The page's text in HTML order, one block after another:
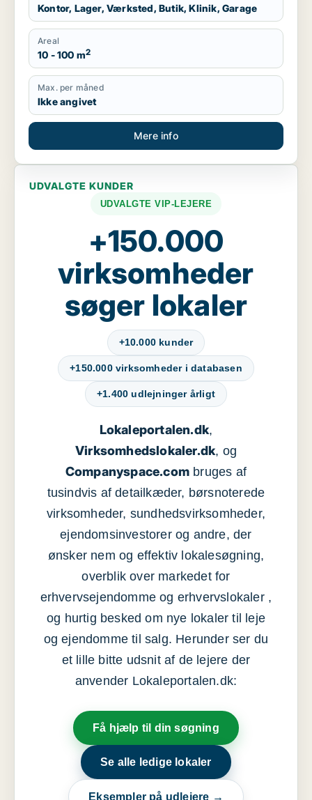
Kontor, Lager, Værksted, Butik, Klinik, Garage
Areal
10 - 100 m2
Max. per måned
Ikke angivet
Mere info
UDVALGTE KUNDER
UDVALGTE VIP-LEJERE
+150.000
virksomheder
søger lokaler
+10.000 kunder
+150.000 virksomheder i databasen
+1.400 udlejninger årligt
Lokaleportalen.dk,
Virksomhedslokaler.dk, og
Companyspace.com bruges af
tusindvis af detailkæder, børsnoterede
virksomheder, sundhedsvirksomheder,
ejendomsinvestorer og andre, der
ønsker nem og effektiv lokalesøgning,
overblik over markedet for
erhvervsejendomme og erhvervslokaler ,
og hurtig besked om nye lokaler til leje
og ejendomme til salg. Herunder ser du
et lille bitte udsnit af de lejere der
anvender Lokaleportalen.dk:
Få hjælp til din søgning
Se alle ledige lokaler
Eksempler på udlejere →